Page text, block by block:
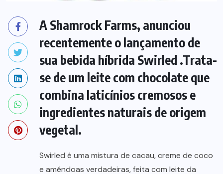
A Shamrock Farms, anunciou
recentemente o lançamento de
sua bebida híbrida Swirled .Trata-
se de um leite com chocolate que
combina laticínios cremosos e
ingredientes naturais de origem
vegetal.
Swirled é uma mistura de cacau, creme de coco
e amêndoas verdadeiras, feita com leite da